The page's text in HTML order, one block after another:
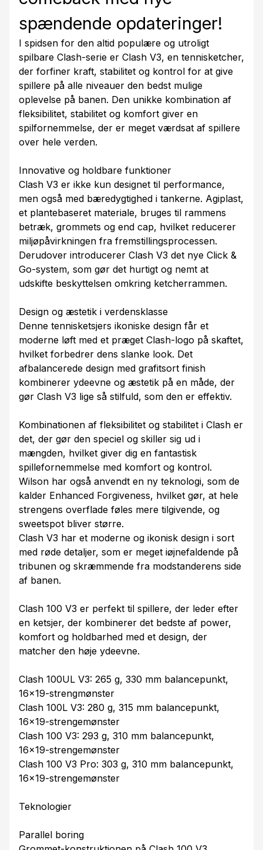
spændende opdateringer!
I spidsen for den altid populære og utroligt
spilbare Clash-serie er Clash V3, en tennisketcher,
der forfiner kraft, stabilitet og kontrol for at give
spillere på alle niveauer den bedst mulige
oplevelse på banen. Den unikke kombination af
fleksibilitet, stabilitet og komfort giver en
spilfornemmelse, der er meget værdsat af spillere
over hele verden.
Innovative og holdbare funktioner
Clash V3 er ikke kun designet til performance,
men også med bæredygtighed i tankerne. Agiplast,
et plantebaseret materiale, bruges til rammens
betræk, grommets og end cap, hvilket reducerer
miljøpåvirkningen fra fremstillingsprocessen.
Derudover introducerer Clash V3 det nye Click &
Go-system, som gør det hurtigt og nemt at
udskifte beskyttelsen omkring ketcherrammen.
Design og æstetik i verdensklasse
Denne tennisketsjers ikoniske design får et
moderne løft med et præget Clash-logo på skaftet,
hvilket forbedrer dens slanke look. Det
afbalancerede design med grafitsort finish
kombinerer ydeevne og æstetik på en måde, der
gør Clash V3 lige så stilfuld, som den er effektiv.
Kombinationen af fleksibilitet og stabilitet i Clash er
det, der gør den speciel og skiller sig ud i
mængden, hvilket giver dig en fantastisk
spillefornemmelse med komfort og kontrol.
Wilson har også anvendt en ny teknologi, som de
kalder Enhanced Forgiveness, hvilket gør, at hele
strengens overflade føles mere tilgivende, og
sweetspot bliver større.
Clash V3 har et moderne og ikonisk design i sort
med røde detaljer, som er meget iøjnefaldende på
tribunen og skræmmende fra modstanderens side
af banen.
Clash 100 V3 er perfekt til spillere, der leder efter
en ketsjer, der kombinerer det bedste af power,
komfort og holdbarhed med et design, der
matcher den høje ydeevne.
Clash 100UL V3: 265 g, 330 mm balancepunkt,
16x19-strengmønster
Clash 100L V3: 280 g, 315 mm balancepunkt,
16x19-strengemønster
Clash 100 V3: 293 g, 310 mm balancepunkt,
16x19-strengemønster
Clash 100 V3 Pro: 303 g, 310 mm balancepunkt,
16x19-strengemønster
Teknologier
Parallel boring